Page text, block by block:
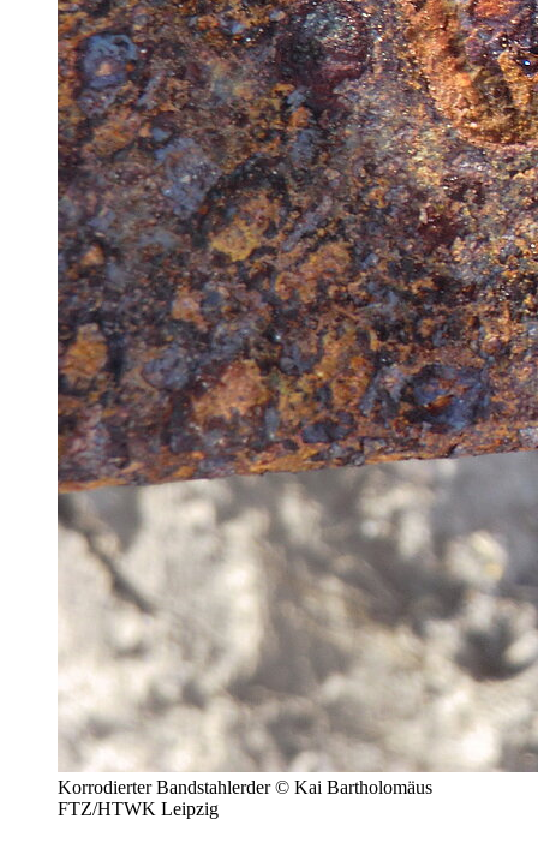
Korrodierter Bandstahlerder © Kai Bartholomäus
FTZ/HTWK Leipzig